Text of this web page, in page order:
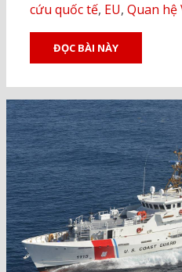
cứu quốc tế, EU, Quan hệ
ĐỌC BÀI NÀY